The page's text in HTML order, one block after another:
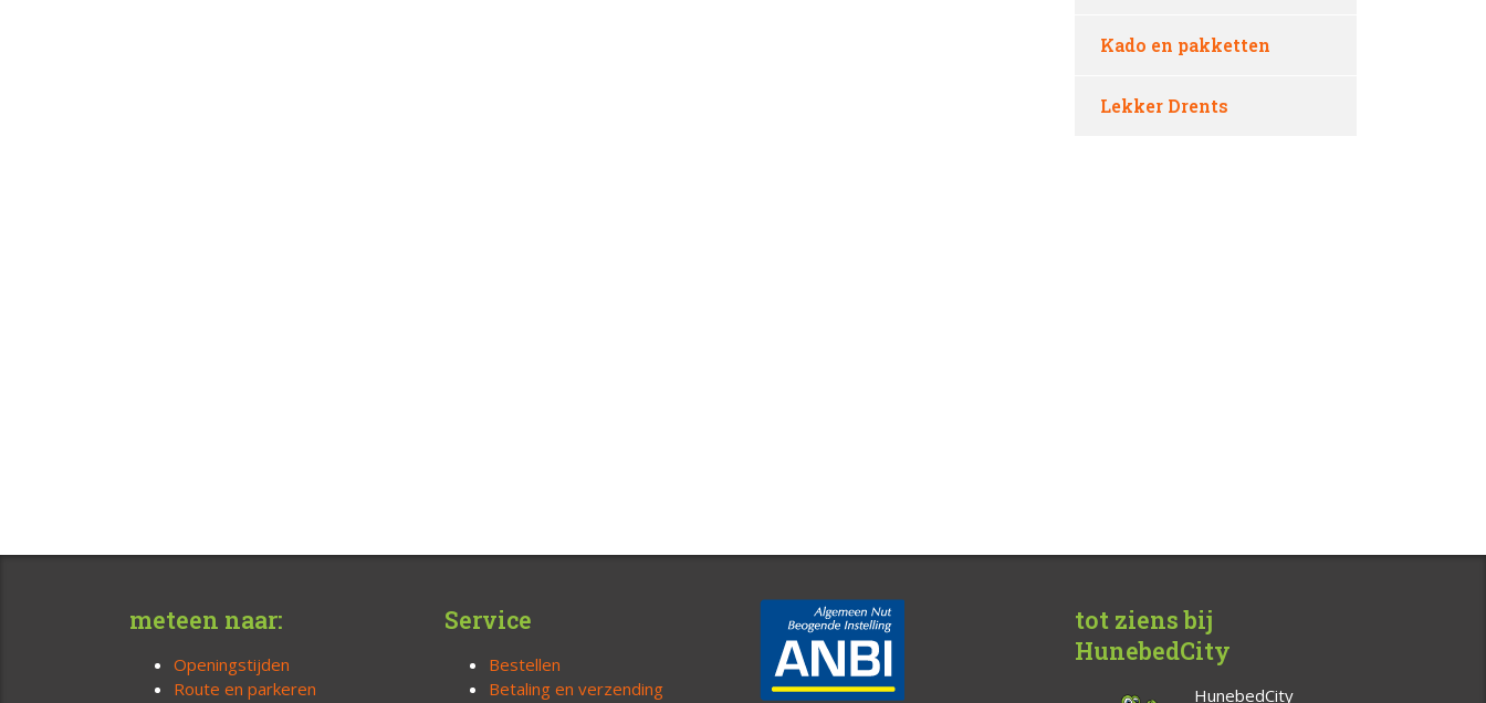
Kado en pakketten
Lekker Drents
meteen naar:
Openingstijden
Route en parkeren
Service
Bestellen
Betaling en verzending
tot ziens bij
HunebedCity
HunebedCity